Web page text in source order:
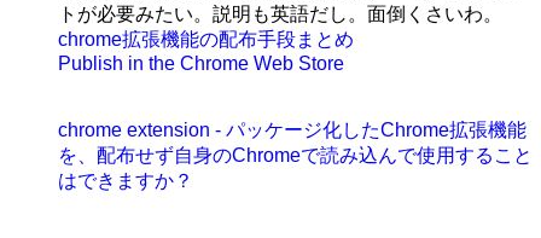
トが必要みたい。説明も英語だし。面倒くさいわ。
chrome拡張機能の配布手段まとめ
Publish in the Chrome Web Store
chrome extension - パッケージ化したChrome拡張機能
を、配布せず自身のChromeで読み込んで使用すること
はできますか？